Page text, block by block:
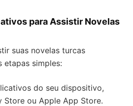
para Assistir Novelas
suas novelas turcas
etapas simples:
do seu dispositivo,
Store ou Apple App Store.